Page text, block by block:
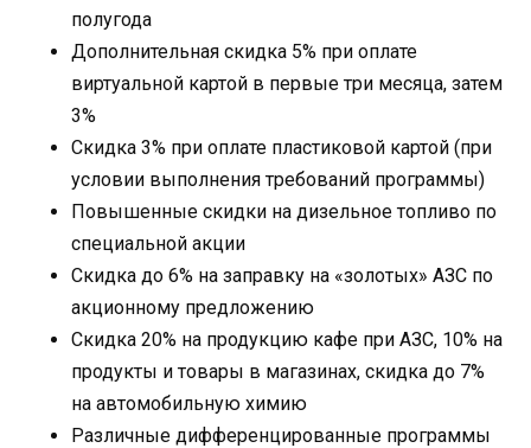
полугода
Дополнительная скидка 5% при оплате
виртуальной картой в первые три месяца, затем
3%
Скидка 3% при оплате пластиковой картой (при
условии выполнения требований программы)
Повышенные скидки на дизельное топливо по
специальной акции
Скидка до 6% на заправку на «золотых» АЗС по
акционному предложению
Скидка 20% на продукцию кафе при АЗС, 10% на
продукты и товары в магазинах, скидка до 7%
на автомобильную химию
Различные дифференцированные программы